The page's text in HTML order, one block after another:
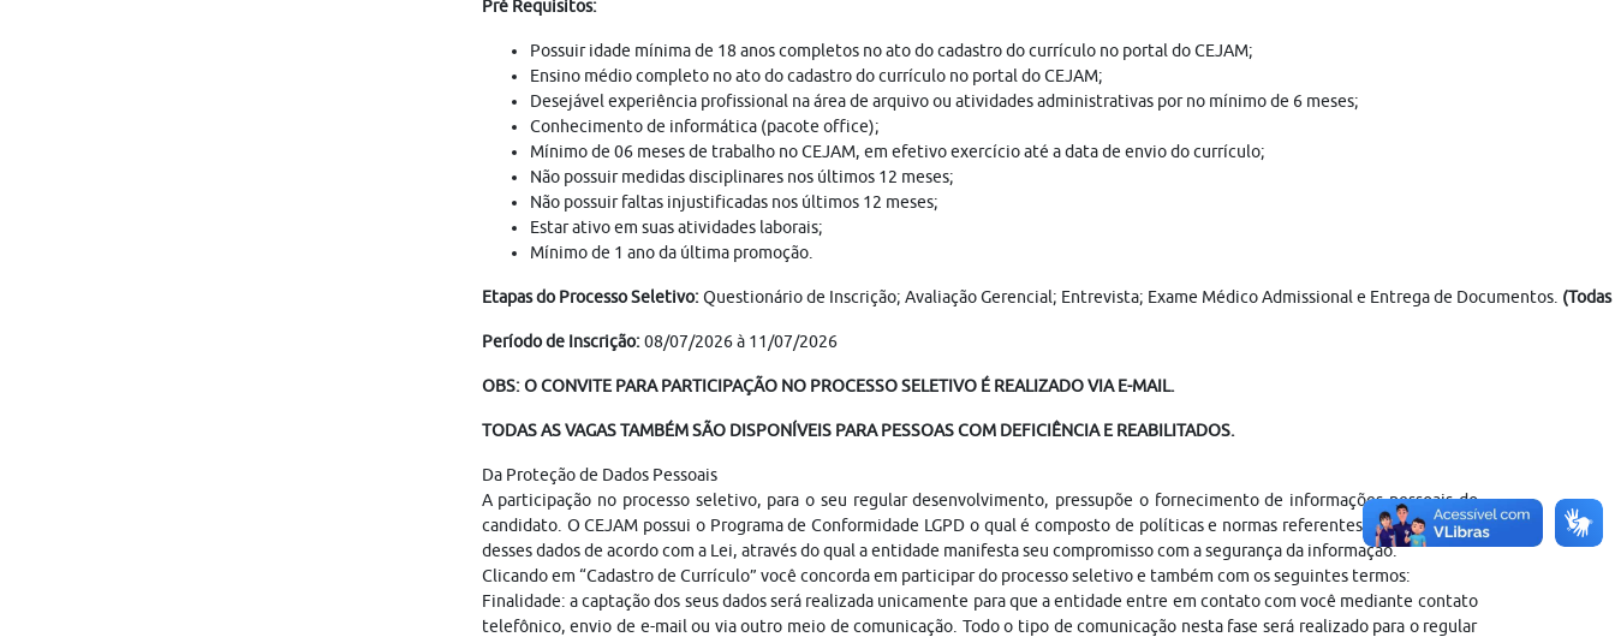
Pré Requisitos:
Possuir idade mínima de 18 anos completos no ato do cadastro do currículo no portal do CEJAM;
Ensino médio completo no ato do cadastro do currículo no portal do CEJAM;
Desejável experiência profissional na área de arquivo ou atividades administrativas por no mínimo de 6 meses;
Conhecimento de informática (pacote office);
Mínimo de 06 meses de trabalho no CEJAM, em efetivo exercício até a data de envio do currículo;
Não possuir medidas disciplinares nos últimos 12 meses;
Não possuir faltas injustificadas nos últimos 12 meses;
Estar ativo em suas atividades laborais;
Mínimo de 1 ano da última promoção.
Etapas do Processo Seletivo:Questionário de Inscrição; Avaliação Gerencial; Entrevista; Exame Médico Admissional e Entrega de Documentos.
Período de Inscrição:08/07/2026 à 11/07/2026
OBS: O CONVITE PARA PARTICIPAÇÃO NO PROCESSO SELETIVO É REALIZADO VIA E-MAIL.
TODAS AS VAGAS TAMBÉM SÃO DISPONÍVEIS PARA PESSOAS COM DEFICIÊNCIA E REABILITADOS.
Da Proteção de Dados Pessoais
A participação no processo seletivo, para o seu regular desenvolvimento, pressupõe o fornecimento de informações pessoais do
candidato. O CEJAM possui o Programa de Conformidade LGPD o qual é composto de políticas e normas referentes ao tratamento
desses dados de acordo com a Lei, através do qual a entidade manifesta seu compromisso com a segurança da informação.
Clicando em “Cadastro de Currículo” você concorda em participar do processo seletivo e também com os seguintes termos:
Finalidade: a captação dos seus dados será realizada unicamente para que a entidade entre em contato com você mediante contato
telefônico, envio de e-mail ou via outro meio de comunicação. Todo o tipo de comunicação nesta fase será realizado para o regular